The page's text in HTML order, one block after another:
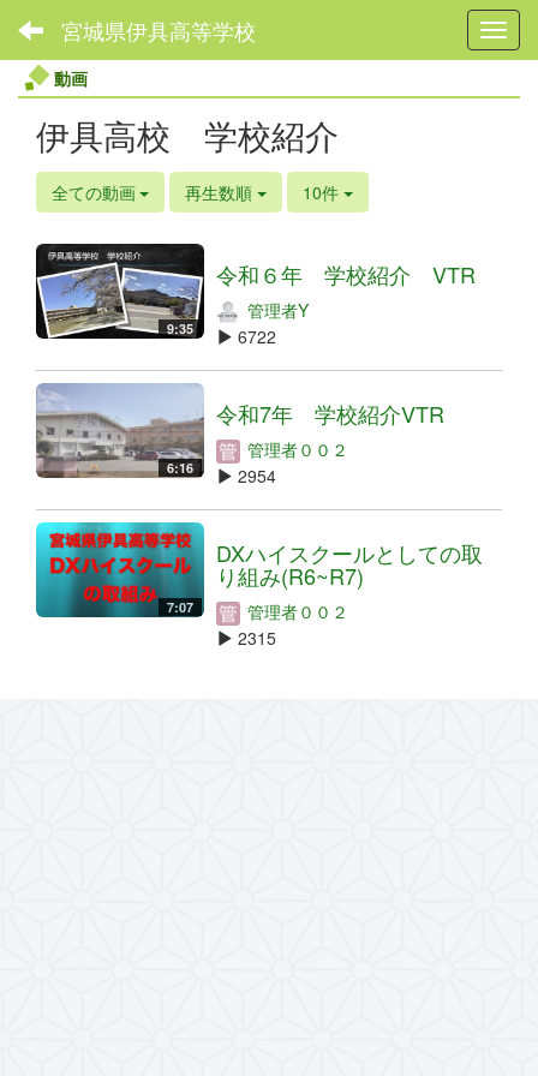
宮城県伊具高等学校
動画
伊具高校 学校紹介
全ての動画 再生数順 10件
9:35
令和６年 学校紹介 VTR
管理者Y
6722
6:16
令和7年 学校紹介VTR
管理者００２
2954
7:07
DXハイスクールとしての取
り組み(R6~R7)
管理者００２
2315